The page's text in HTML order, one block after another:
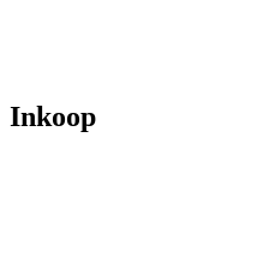
Inkoop